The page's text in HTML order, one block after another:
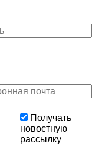
Получать
новостную
рассылку